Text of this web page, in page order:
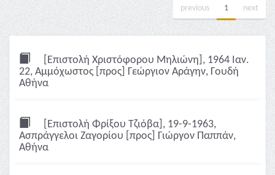
previous 1 next
[Επιστολή Χριστόφορου Μηλιώνη], 1964 Ιαν.
22, Αμμόχωστος [προς] Γεώργιον Αράγην, Γουδή
Αθήνα
[Επιστολή Φρίξου Τζιόβα], 19-9-1963,
Ασπράγγελοι Ζαγορίου [προς] Γιώργον Παππάν,
Αθήνα